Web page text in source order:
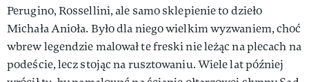
Perugino, Rossellini, ale samo sklepienie to dzieło
Michała Anioła. Było dla niego wielkim wyzwaniem, choć
wbrew legendzie malował te freski nie leżąc na plecach na
podeście, lecz stojąc na rusztowaniu. Wiele lat później